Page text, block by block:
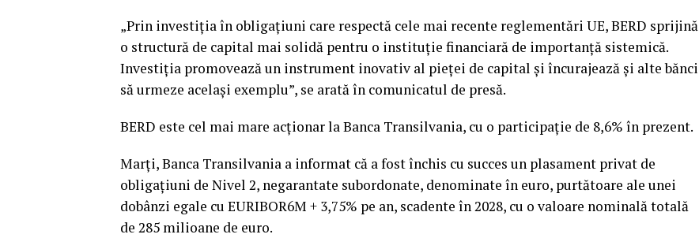
„Prin investiţia în obligaţiuni care respectă cele mai recente reglementări UE, BERD sprijină
o structură de capital mai solidă pentru o instituţie financiară de importanţă sistemică.
Investiţia promovează un instrument inovativ al pieţei de capital şi încurajează şi alte bănci
să urmeze acelaşi exemplu”, se arată în comunicatul de presă.
BERD este cel mai mare acţionar la Banca Transilvania, cu o participaţie de 8,6% în prezent.
Marţi, Banca Transilvania a informat că a fost închis cu succes un plasament privat de
obligaţiuni de Nivel 2, negarantate subordonate, denominate în euro, purtătoare ale unei
dobânzi egale cu EURIBOR6M + 3,75% pe an, scadente în 2028, cu o valoare nominală totală
de 285 milioane de euro.